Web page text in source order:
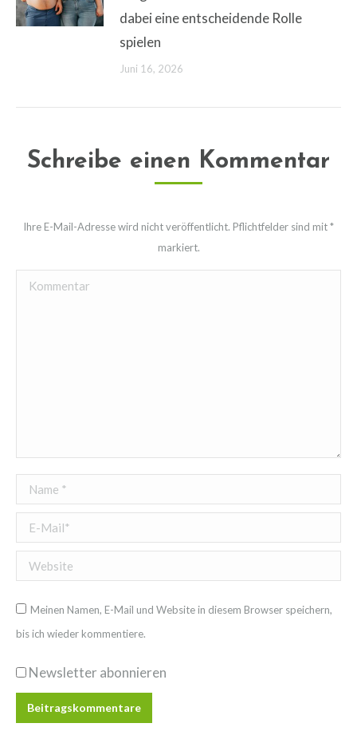
dabei eine entscheidende Rolle
spielen
Juni 16, 2026
Schreibe einen Kommentar
Ihre E-Mail-Adresse wird nicht veröffentlicht. Pflichtfelder sind mit*
markiert.
Kommentar
Name *
E-Mail *
Website
Meinen Namen, E-Mail und Website in diesem Browser speichern,
bis ich wieder kommentiere.
Newsletter abonnieren
Beitragskommentare